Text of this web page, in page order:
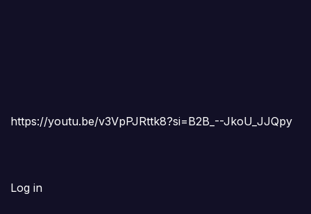
https://youtu.be/v3VpPJRttk8?si=B2B_--JkoU_JJQpy
Log in